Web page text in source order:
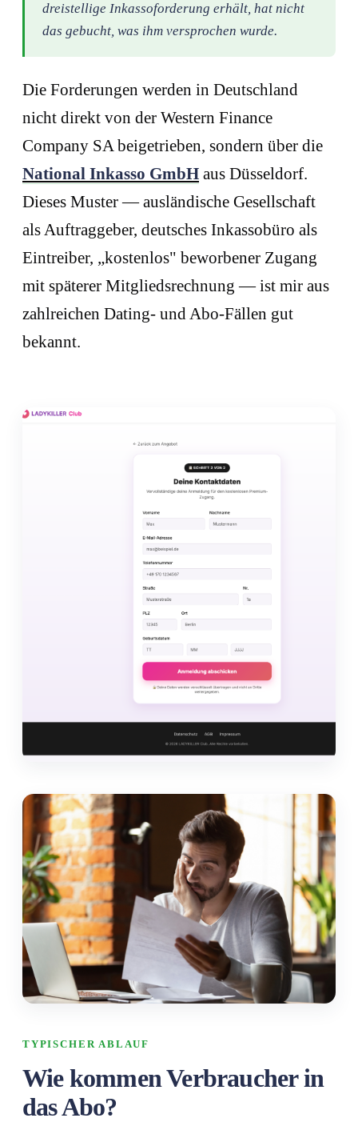
dreistellige Inkassoforderung erhält, hat nicht
das gebucht, was ihm versprochen wurde.
Die Forderungen werden in Deutschland
nicht direkt von der Western Finance
Company SA beigetrieben, sondern über die
National Inkasso GmbH aus Düsseldorf.
Dieses Muster — ausländische Gesellschaft
als Auftraggeber, deutsches Inkassobüro als
Eintreiber, „kostenlos" beworbener Zugang
mit späterer Mitgliedsrechnung — ist mir aus
zahlreichen Dating- und Abo-Fällen gut
bekannt.
TYPISCHER ABLAUF
Wie kommen Verbraucher in
das Abo?